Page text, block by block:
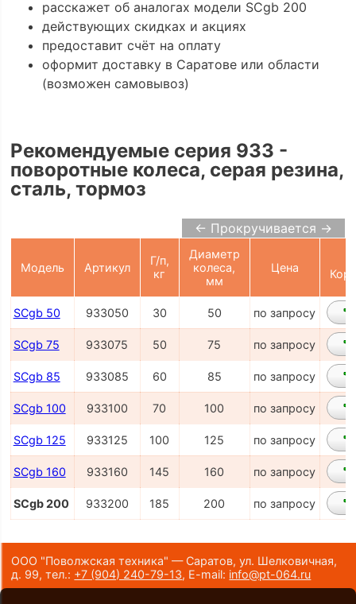
расскажет об аналогах модели SCgb 200
действующих скидках и акциях
предоставит счёт на оплату
оформит доставку в Саратове или области
(возможен самовывоз)
Рекомендуемые серия 933 -
поворотные колеса, серая резина,
сталь, тормоз
← Прокручивается →
Модель Артикул
Г/п,
кг
Диаметр
колеса,
мм
Цена
SCgb 50 933050 30 50 по запросу
SCgb 75 933075 50 75 по запросу
SCgb 85 933085 60 85 по запросу
SCgb 100 933100 70 100 по запросу
SCgb 125 933125 100 125 по запросу
SCgb 160 933160 145 160 по запросу
SCgb 200 933200 185 200 по запросу
ООО "Поволжская техника" — Саратов, ул. Шелковичная,
д. 99,тел.: +7 (904) 240-79-13, E-mail: info@pt-064.ru